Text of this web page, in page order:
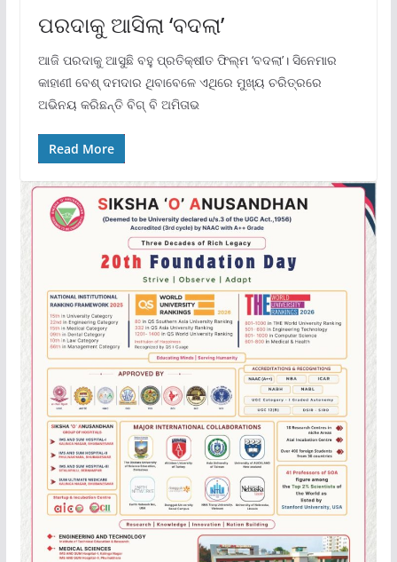
ପରଦାକୁ ଆସିଲା ‘ବଦଲା’
ଆଜି ପରଦାକୁ ଆସୁଛି ବହୁ ପ୍ରତିକ୍ଷୀତ ଫିଲ୍ମ ‘ବଦଲା’। ସିନେମାର
କାହାଣୀ ବେଶ୍ ଦମଦାର ଥିବାବେଳେ ଏଥିରେ ମୁଖ୍ୟ ଚରିତ୍ରରେ
ଅଭିନୟ କରିଛନ୍ତି ବିଗ୍ ବି ଅମିତାଭ
Read More